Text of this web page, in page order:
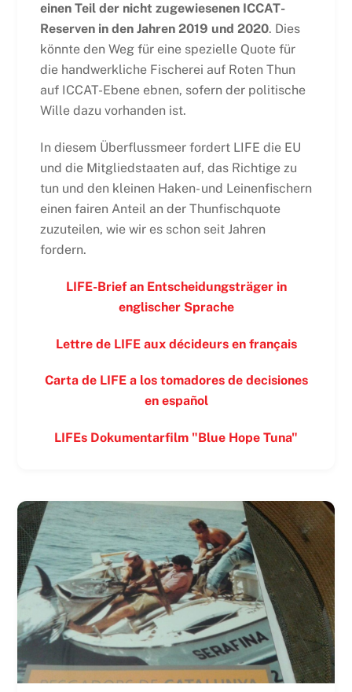
einen Teil der nicht zugewiesenen ICCAT-
Reserven in den Jahren 2019 und 2020. Dies
könnte den Weg für eine spezielle Quote für
die handwerkliche Fischerei auf Roten Thun
auf ICCAT-Ebene ebnen, sofern der politische
Wille dazu vorhanden ist.
In diesem Überflussmeer fordert LIFE die EU
und die Mitgliedstaaten auf, das Richtige zu
tun und den kleinen Haken- und Leinenfischern
einen fairen Anteil an der Thunfischquote
zuzuteilen, wie wir es schon seit Jahren
fordern.
LIFE-Brief an Entscheidungsträger in
englischer Sprache
Lettre de LIFE aux décideurs en français
Carta de LIFE a los tomadores de decisiones
en español
LIFEs Dokumentarfilm "Blue Hope Tuna"